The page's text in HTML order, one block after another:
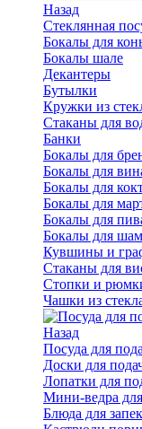
Назад
Стеклянная
Бокалы для
Бокалы шале
Декантеры
Бутылки
Кружки из
Стаканы для
Банки
Бокалы для
Бокалы для
Бокалы для
Бокалы для
Бокалы для
Бокалы для
Кувшины и
Стаканы для
Стопки и
Чашки из
Назад
Посуда для
Доски для
Лопатки для
Мини-ведра
Блюда для